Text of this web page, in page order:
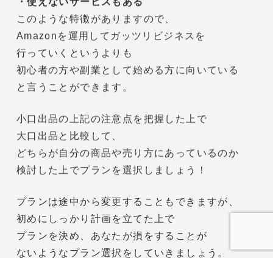
最後までご覧いただき、
ありがとうございます。
今回は前回に引き続き、
Amazonの出品プランの小口出品の
メリットや注意点について解説しました。
小口出品は
・新規出品ができない
・カートを取得できない
・使えないサービスもある
このような特徴がありますので、
Amazonを運用してガッツリビジネスを